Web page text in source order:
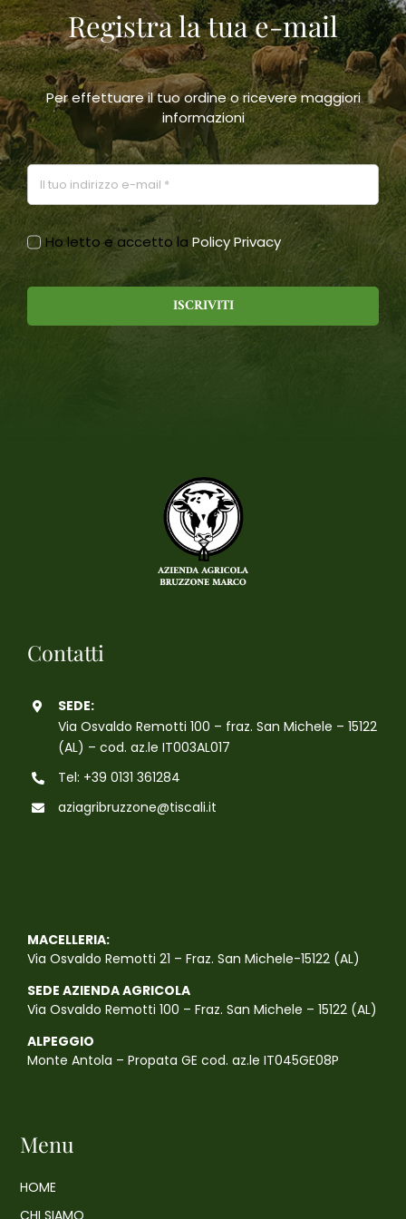
scelte
nella
pagina
del
prodotto
Registra la tua e-mail
Per effettuare il tuo ordine o ricevere maggiori
informazioni
Ho letto e accetto laPolicy Privacy
ISCRIVITI
Contatti
SEDE:
Via Osvaldo Remotti 100 – fraz. San Michele – 15122
(AL) – cod. az.le IT003AL017
Tel: +39 0131 361284
aziagribruzzone@tiscali.it
MACELLERIA:
Via Osvaldo Remotti 21 – Fraz. San Michele-15122 (AL)
SEDE AZIENDA AGRICOLA
Via Osvaldo Remotti 100 – Fraz. San Michele – 15122 (AL)
ALPEGGIO
Monte Antola – Propata GE cod. az.le IT045GE08P
Menu
HOME
CHI SIAMO